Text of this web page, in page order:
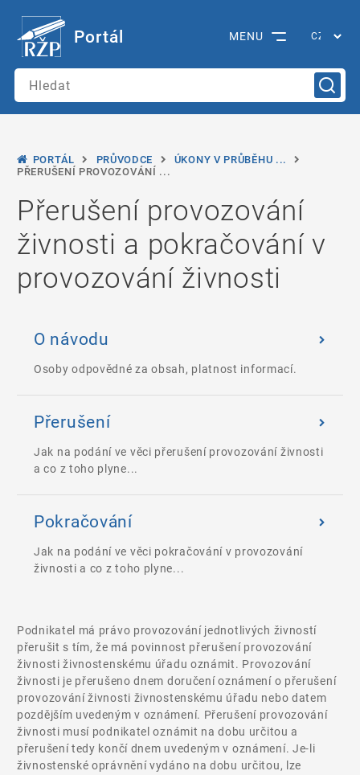
Portál MENU
PORTÁL PRŮVODCE
ÚKONY V PRŮBĚHU ...
PŘERUŠENÍ PROVOZOVÁNÍ ...
Přerušení provozování
živnosti a pokračování v
provozování živnosti
O návodu
Osoby odpovědné za obsah, platnost informací.
Přerušení
Jak na podání ve věci přerušení provozování živnosti
a co z toho plyne...
Pokračování
Jak na podání ve věci pokračování v provozování
živnosti a co z toho plyne...
Podnikatel má právo provozování jednotlivých živností
přerušit s tím, že má povinnost přerušení provozování
živnosti živnostenskému úřadu oznámit. Provozování
živnosti je přerušeno dnem doručení oznámení o přerušení
provozování živnosti živnostenskému úřadu nebo datem
pozdějším uvedeným v oznámení. Přerušení provozování
živnosti musí podnikatel oznámit na dobu určitou a
přerušení tedy končí dnem uvedeným v oznámení. Je-li
živnostenské oprávnění vydáno na dobu určitou, lze